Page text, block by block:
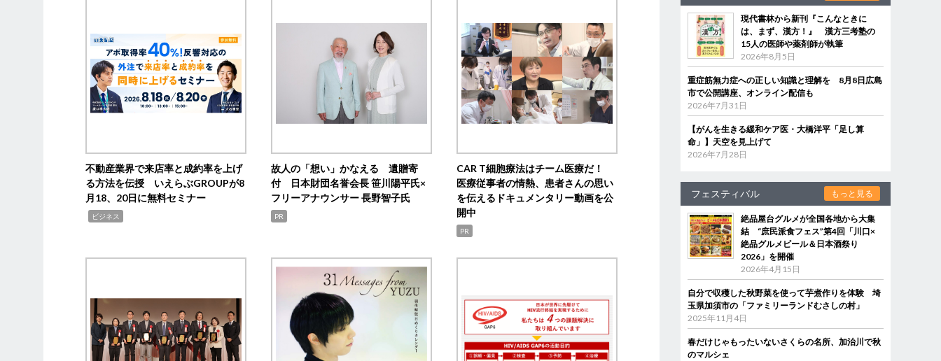
不動産業界で来店率と成約率を上げ
る方法を伝授 いえらぶGROUPが8
月18、20日に無料セミナー
ビジネス
故人の「想い」かなえる 遺贈寄
付 日本財団名誉会長 笹川陽平氏×
フリーアナウンサー 長野智子氏
PR
CAR T細胞療法はチーム医療だ！
医療従事者の情熱、患者さんの思い
を伝えるドキュメンタリー動画を公
開中
PR
現代書林から新刊『こんなときに
は、まず、漢方！』 漢方三考塾の
15人の医師や薬剤師が執筆
2026年8月5日
重症筋無力症への正しい知識と理解を 8月8日広島
市で公開講座、オンライン配信も
2026年7月31日
【がんを生きる緩和ケア医・大橋洋平「足し算
命」】天空を見上げて
2026年7月28日
フェスティバル もっと見る
絶品屋台グルメが全国各地から大集
結 “庶民派食フェス”第4回「川口×
絶品グルメビール＆日本酒祭り
2026」を開催
2026年4月15日
自分で収穫した秋野菜を使って芋煮作りを体験 埼
玉県加須市の「ファミリーランドむさしの村」
2025年11月4日
春だけじゃもったいないさくらの名所、加治川で秋
のマルシェ